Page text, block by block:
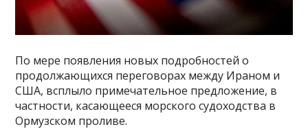
По мере появления новых подробностей о
продолжающихся переговорах между Ираном и
США, всплыло примечательное предложение, в
частности, касающееся морского судоходства в
Ормузском проливе.